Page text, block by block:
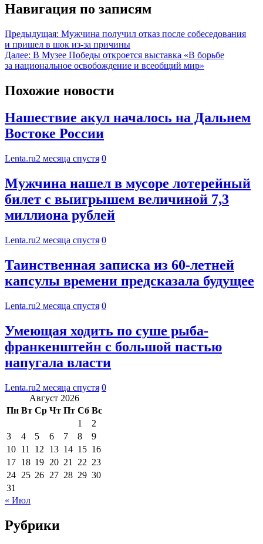
Навигация по записям
Предыдущая: Мужчина получил отказ после собеседования
и пришел в шок из-за причины
Далее: В Музее Победы откроется выставка «В борьбе
за национальное освобождение и всеобщий мир»
Похожие новости
Нашествие акул началось на Дальнем
Востоке России
Lenta.ru2 месяца спустя 0
Мужчина нашел в мусоре лотерейный
билет с выигрышем величиной 7,3
миллиона рублей
Lenta.ru2 месяца спустя 0
Таинственная записка из 60-летней
капсулы времени предсказала будущее
Lenta.ru2 месяца спустя 0
Умеющая ходить по суше рыба-
франкенштейн с большой пастью
напугала власти
Lenta.ru2 месяца спустя 0
Август 2026
Пн Вт Ср Чт Пт Сб Вс
1
2
3
4 5 6 7 8
9
10 11 12 13 14 15 16
17 18 19 20 21 22 23
24 25 26 27 28 29 30
31
« Июл
Рубрики